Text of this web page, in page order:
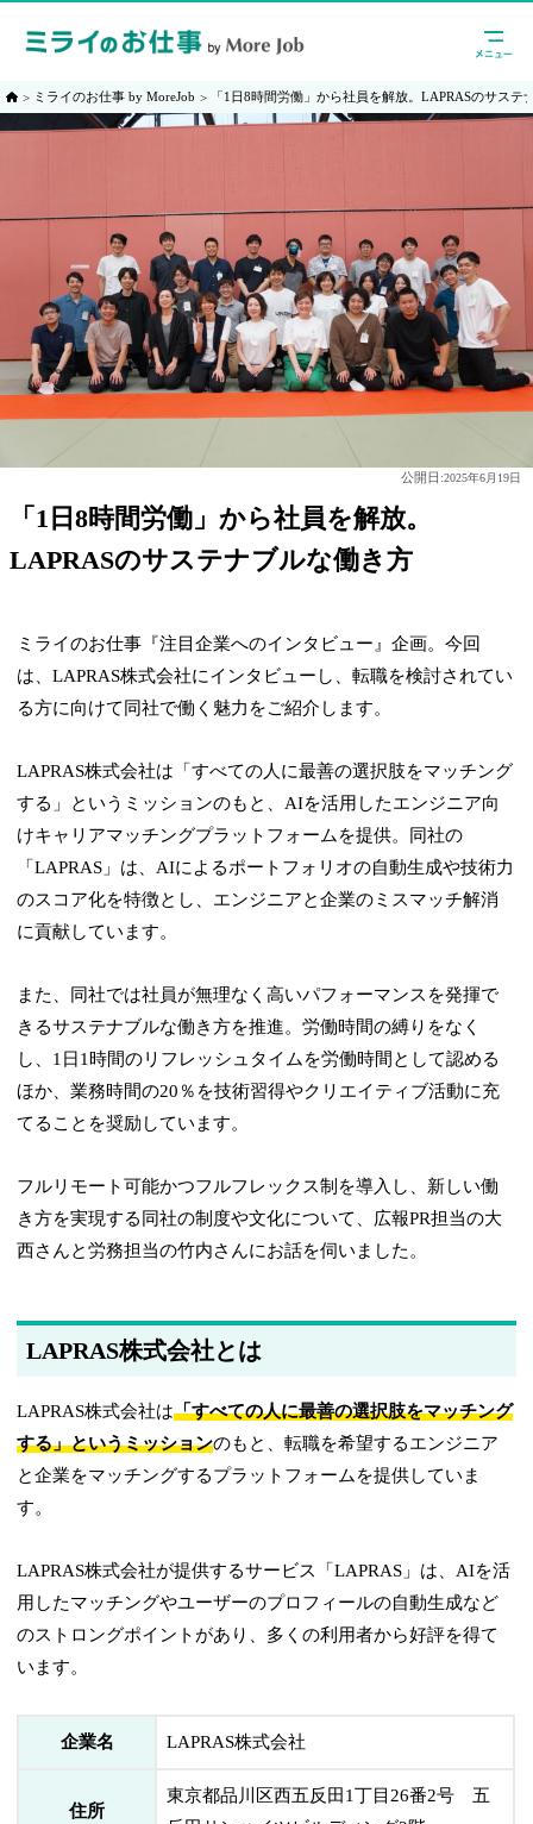
ミライのお仕事 by MoreJob 「1日8時間労働」から社員を解放。LAPRASのサステ
公開日:2025年6月19日
「1日8時間労働」から社員を解放。
LAPRASのサステナブルな働き方
ミライのお仕事『注目企業へのインタビュー』企画。今回
は、LAPRAS株式会社にインタビューし、転職を検討されてい
る方に向けて同社で働く魅力をご紹介します。
LAPRAS株式会社は「すべての人に最善の選択肢をマッチング
する」というミッションのもと、AIを活用したエンジニア向
けキャリアマッチングプラットフォームを提供。同社の
「LAPRAS」は、AIによるポートフォリオの自動生成や技術力
のスコア化を特徴とし、エンジニアと企業のミスマッチ解消
に貢献しています。
また、同社では社員が無理なく高いパフォーマンスを発揮で
きるサステナブルな働き方を推進。労働時間の縛りをなく
し、1日1時間のリフレッシュタイムを労働時間として認める
ほか、業務時間の20％を技術習得やクリエイティブ活動に充
てることを奨励しています。
フルリモート可能かつフルフレックス制を導入し、新しい働
き方を実現する同社の制度や文化について、広報PR担当の大
西さんと労務担当の竹内さんにお話を伺いました。
LAPRAS株式会社とは
LAPRAS株式会社は「すべての人に最善の選択肢をマッチング
する」というミッションのもと、転職を希望するエンジニア
と企業をマッチングするプラットフォームを提供していま
す。
LAPRAS株式会社が提供するサービス「LAPRAS」は、AIを活
用したマッチングやユーザーのプロフィールの自動生成など
のストロングポイントがあり、多くの利用者から好評を得て
います。
企業名 LAPRAS株式会社
住所
東京都品川区西五反田1丁目26番2号 五